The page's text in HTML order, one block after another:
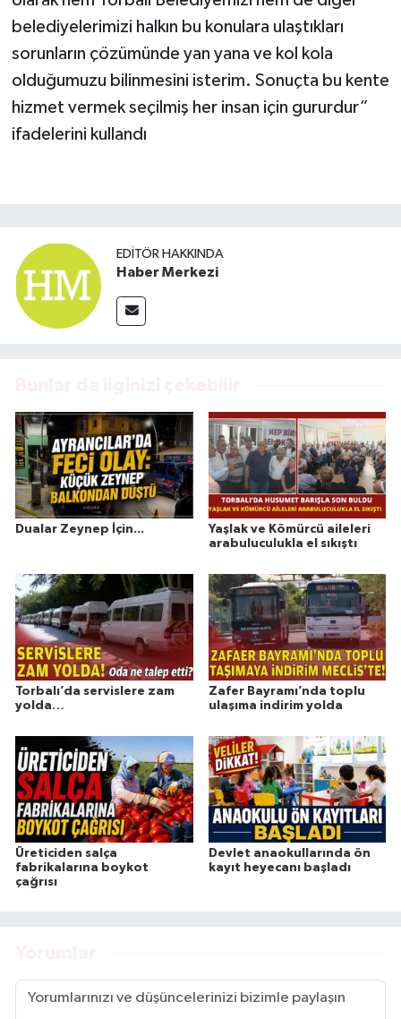
belediyelerimizi halkın bu konulara ulaştıkları
sorunların çözümünde yan yana ve kol kola
olduğumuzu bilinmesini isterim. Sonuçta bu kente
hizmet vermek seçilmiş her insan için gururdur”
ifadelerini kullandı
EDITÖR HAKKINDA
Haber Merkezi
Dualar Zeynep İçin...
Yaşlak ve Kömürcü aileleri
arabuluculukla el sıkıştı
Torbalı’da servislere zam
yolda…
Zafer Bayramı’nda toplu
ulaşıma indirim yolda
Üreticiden salça
fabrikalarına boykot
çağrısı
Devlet anaokullarında ön
kayıt heyecanı başladı